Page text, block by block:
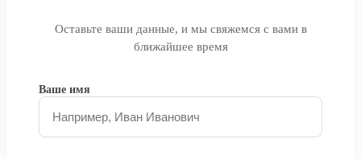
Оставьте ваши данные, и мы свяжемся с вами в
ближайшее время
Ваше имя